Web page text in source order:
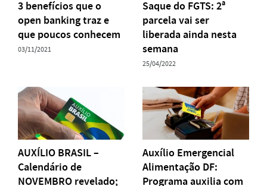
3 benefícios que o
open banking traz e
que poucos conhecem
03/11/2021
Saque do FGTS: 2ª
parcela vai ser
liberada ainda nesta
semana
25/04/2022
AUXÍLIO BRASIL –
Calendário de
NOVEMBRO revelado;
Auxílio Emergencial
Alimentação DF:
Programa auxilia com